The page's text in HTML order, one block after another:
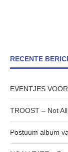
RECENTE
EVENTJES
TROOST – Not
Postuum album